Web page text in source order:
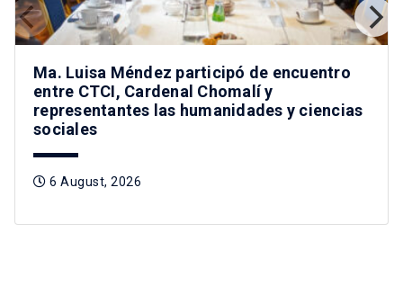
Ma. Luisa Méndez participó de encuentro
entre CTCI, Cardenal Chomalí y
representantes las humanidades y ciencias
sociales
6 August, 2026